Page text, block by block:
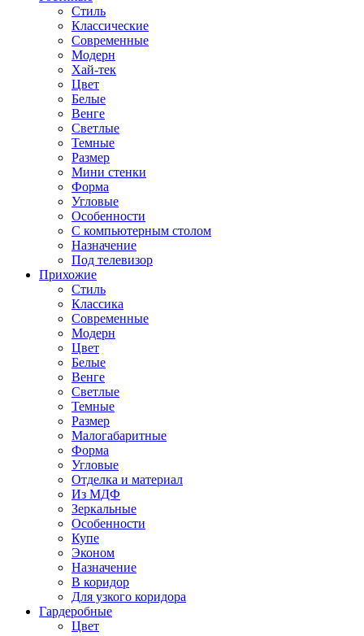
Стиль
Классические
Современные
Модерн
Хай-тек
Цвет
Белые
Венге
Светлые
Темные
Размер
Мини стенки
Форма
Угловые
Особенности
С компьютерным столом
Назначение
Под телевизор
Прихожие
Стиль
Классика
Современные
Модерн
Цвет
Белые
Венге
Светлые
Темные
Размер
Малогабаритные
Форма
Угловые
Отделка и материал
Из МДФ
Зеркальные
Особенности
Купе
Эконом
Назначение
В коридор
Для узкого коридора
Гардеробные
Цвет